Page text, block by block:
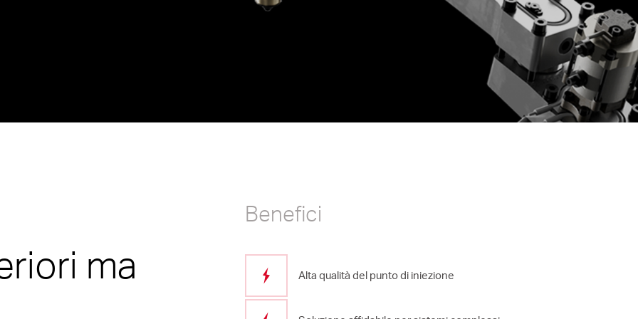
Film Injection
Integrazione dati sulla centralina
New Valve Gate Concept
STARgate HRS™
ma
Benefici
Alta qualità del punto di iniezione